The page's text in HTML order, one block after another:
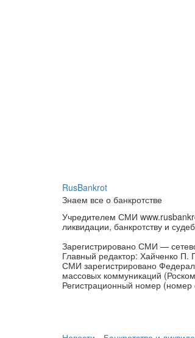
RusBankrot
Знаем все о банкротстве
Учредителем СМИ
ликвидации, банкротству и
Зарегистрировано СМИ —
Главный редактор: Хайченко П.
СМИ зарегистрировано
массовых коммуникаций
Регистрационный номер